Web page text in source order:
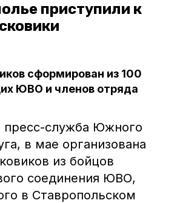
приступили к
сформирован из 100
ЮВО и членов отряда
пресс-служба Южного
в мае организована
из бойцов
соединения ЮВО,
в Ставропольском